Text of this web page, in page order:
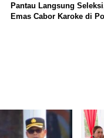
Pantau Langsung
Emas Cabor Karoke di